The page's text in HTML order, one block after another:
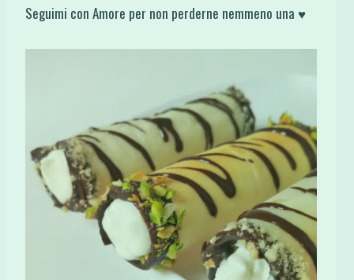
Seguimi con Amore per non perderne nemmeno una ♥